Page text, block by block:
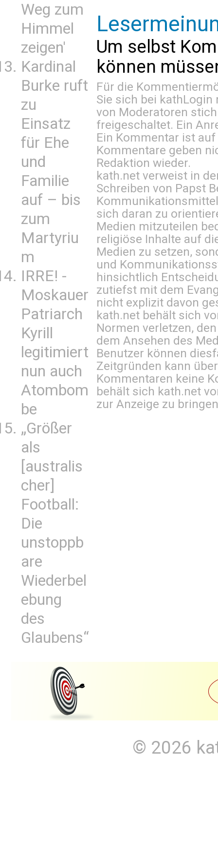
Weg zum
Himmel
zeigen'
Kardinal
Burke ruft
zu
Einsatz
für Ehe
und
Familie
auf – bis
zum
Martyriu
m
IRRE! -
Moskauer
Patriarch
Kyrill
legitimiert
nun auch
Atombom
be
„Größer
als
[australis
cher]
Football:
Die
unstoppb
are
Wiederbel
ebung
des
Glaubens“
Um selbst
können
Für die
Sie sich bei kathLogin
von Moderatoren
freigeschaltet. Ein
Ein Kommentar ist
Kommentare geben
Redaktion wieder.
kath.net verweist in
Schreiben von Papst
sich daran zu
Medien mitzuteilen
religiöse Inhalte auf
Medien zu setzen,
und
hinsichtlich
zutiefst mit dem
nicht explizit davon
kath.net behält sich
Normen verletzen,
dem Ansehen des
Benutzer können
Zeitgründen kann
Kommentaren keine
behält sich kath.net
zur Anzeige zu
© 2026